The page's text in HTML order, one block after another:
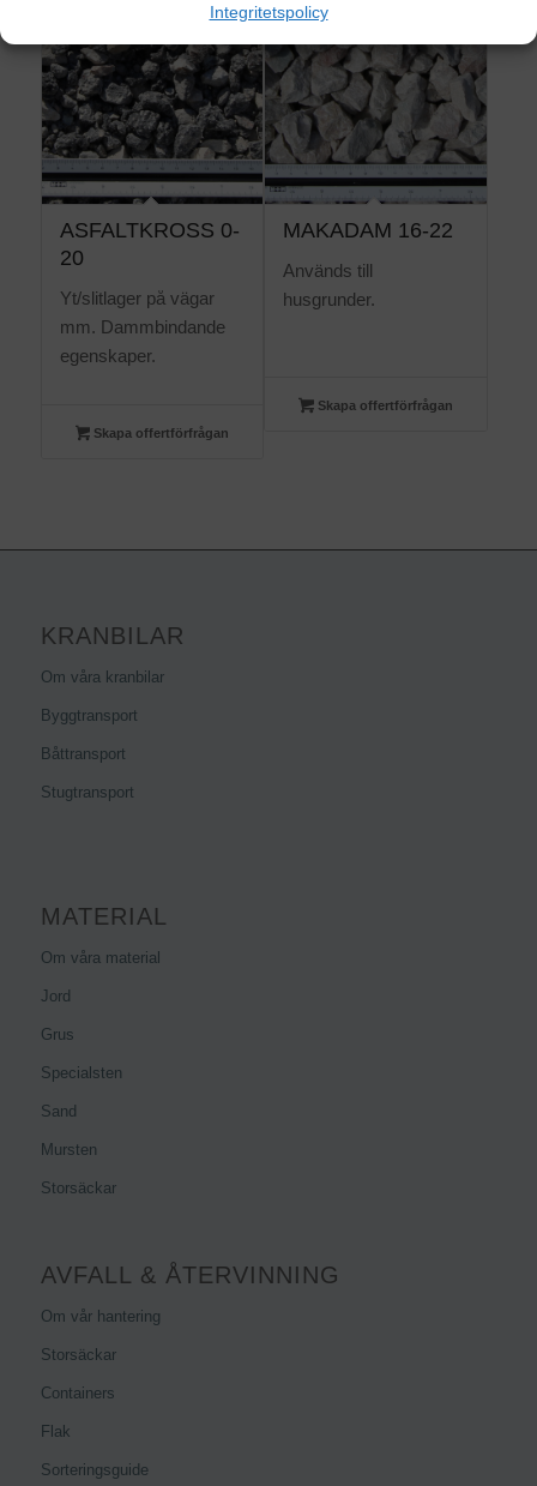
Integritetspolicy
ASFALTKROSS 0-
20
Yt/slitlager på vägar
mm. Dammbindande
egenskaper.
Skapa offertförfrågan
MAKADAM 16-22
Används till
husgrunder.
Skapa offertförfrågan
KRANBILAR
Om våra kranbilar
Byggtransport
Båttransport
Stugtransport
MATERIAL
Om våra material
Jord
Grus
Specialsten
Sand
Mursten
Storsäckar
AVFALL & ÅTERVINNING
Om vår hantering
Storsäckar
Containers
Flak
Sorteringsguide